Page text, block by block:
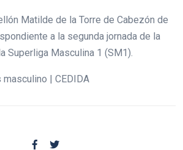
Matilde de la Torre de Cabezón de
a la segunda jornada de la
Superliga Masculina 1 (SM1).
masculino | CEDIDA